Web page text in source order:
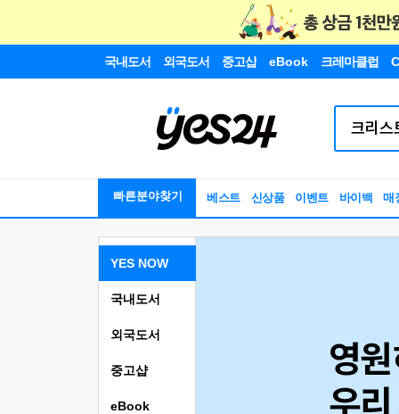
국내도서 외국도서 중고샵 eBook 크레마클럽
빠른분야찾기 베스트 신상품 이벤트 바이백 매
YES NOW
국내도서
외국도서
중고샵
eBook